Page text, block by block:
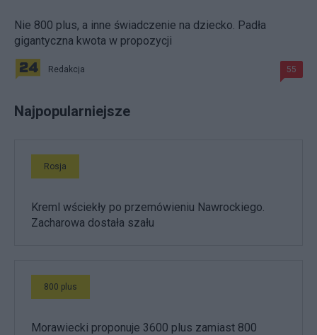
Nie 800 plus, a inne świadczenie na dziecko. Padła
gigantyczna kwota w propozycji
Redakcja 55
Najpopularniejsze
Rosja
Kreml wściekły po przemówieniu Nawrockiego.
Zacharowa dostała szału
800 plus
Morawiecki proponuje 3600 plus zamiast 800